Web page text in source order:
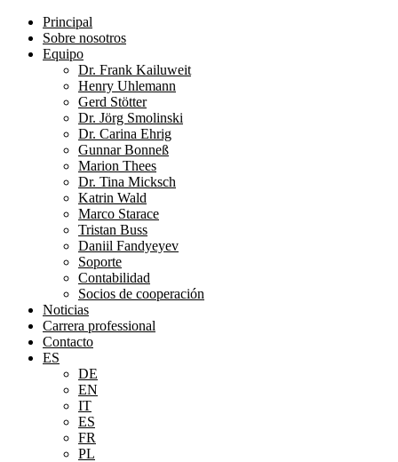
Principal
Sobre nosotros
Equipo
Dr. Frank Kailuweit
Henry Uhlemann
Gerd Stötter
Dr. Jörg Smolinski
Dr. Carina Ehrig
Gunnar Bonneß
Marion Thees
Dr. Tina Micksch
Katrin Wald
Marco Starace
Tristan Buss
Daniil Fandyeyev
Soporte
Contabilidad
Socios de cooperación
Noticias
Carrera professional
Contacto
ES
DE
EN
IT
ES
FR
PL